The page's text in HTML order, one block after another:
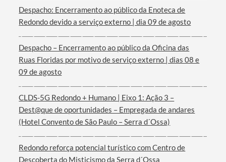
Filtros
Despacho: Encerramento ao público da Enoteca de
Redondo devido a serviço externo | dia 09 de agosto
Despacho – Encerramento ao público da Oficina das
Ruas Floridas por motivo de serviço externo | dias 08 e
09 de agosto
CLDS-5G Redondo + Humano | Eixo 1: Ação 3 –
Dest@que de oportunidades – Empregada de andares
(Hotel Convento de São Paulo – Serra d´Ossa)
Redondo reforça potencial turístico com Centro de
Descoberta do Misticismo da Serra d´Ossa